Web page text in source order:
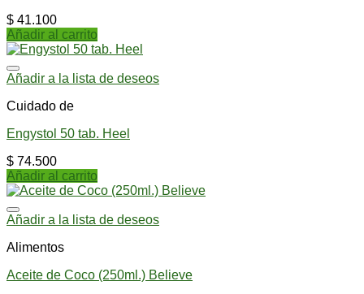
$ 41.100
Añadir al carrito
Añadir a la lista de deseos
Cuidado de
Engystol 50 tab. Heel
$ 74.500
Añadir al carrito
Añadir a la lista de deseos
Alimentos
Aceite de Coco (250ml.) Believe